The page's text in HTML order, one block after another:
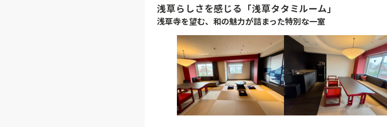
浅草らしさを感じる「浅草タタミルーム」
浅草寺を望む、和の魅力が詰まった特別な一室